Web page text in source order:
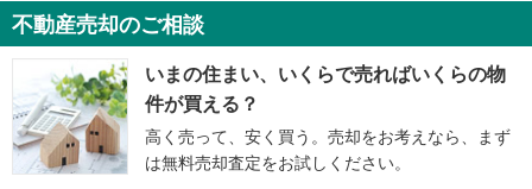
不動産売却のご相談
いまの住まい、いくらで売ればいくらの物
件が買える？
高く売って、安く買う。売却をお考えなら、まず
は無料売却査定をお試しください。